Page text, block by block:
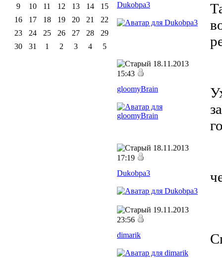
Dukobpa3
18.11.2013
15:43
gloomyBrain
18.11.2013
17:19
Dukobpa3
19.11.2013
23:56
dimarik
9
10 11 12 13 14
15
16
17 18 19 20 21
22
23
24 25 26 27 28
29
30
31 1 2 3 4 5